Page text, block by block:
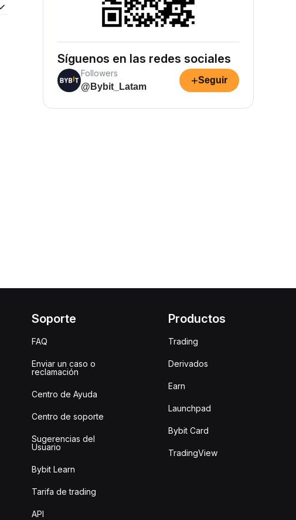
Síguenos en las redes sociales
Followers
@Bybit_Latam
+Seguir
Soporte
FAQ
Enviar un caso o
reclamación
Centro de Ayuda
Centro de soporte
Sugerencias del
Usuario
Bybit Learn
Tarifa de trading
API
Productos
Trading
Derivados
Earn
Launchpad
Bybit Card
TradingView